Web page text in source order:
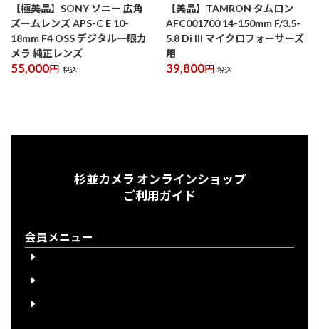
【極美品】SONY ソニー 広角
ズームレンズ APS-C E 10-
18mm F4 OSS デジタル一眼カ
メラ 純正レンズ
55,000円 税込
【美品】TAMRON タムロン
AFC001700 14-150mm F/3.5-
5.8 Di III マイクロフォーサーズ
用
39,800円 税込
杉並カメラ オンラインショップ
ご利用ガイド
会員メニュー